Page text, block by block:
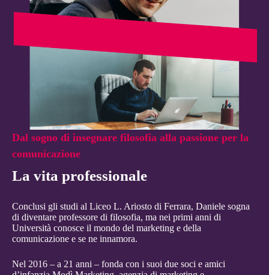
Dal sogno di insegnare filosofia alla passione per la
comunicazione
La vita professionale
Conclusi gli studi al Liceo L. Ariosto di Ferrara, Daniele sogna
di diventare professore di filosofia, ma nei primi anni di
Università conosce il mondo del marketing e della
comunicazione e se ne innamora.
Nel 2016 – a 21 anni – fonda con i suoi due soci e amici